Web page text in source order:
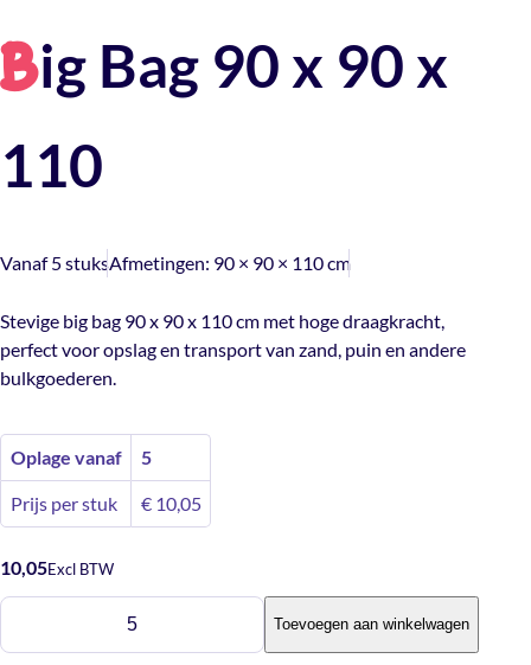
Big Bag 90 x 90 x
110
Vanaf 5 stuksAfmetingen: 90 × 90 × 110 cm
Stevige big bag 90 x 90 x 110 cm met hoge draagkracht,
perfect voor opslag en transport van zand, puin en andere
bulkgoederen.
Oplage vanaf 5
Prijs per stuk €10,05
10,05Excl BTW
Big
Toevoegen aan winkelwagen